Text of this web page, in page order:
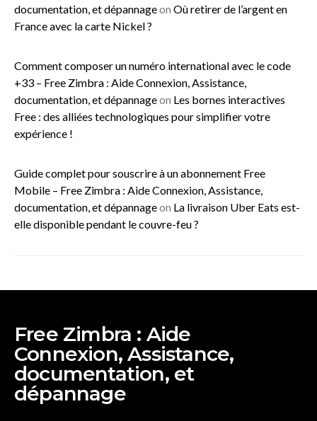
documentation, et dépannageon Où retirer de l’argent en
France avec la carte Nickel ?
Comment composer un numéro international avec le code
+33 – Free Zimbra : Aide Connexion, Assistance,
documentation, et dépannageon Les bornes interactives
Free : des alliées technologiques pour simplifier votre
expérience !
Guide complet pour souscrire à un abonnement Free
Mobile – Free Zimbra : Aide Connexion, Assistance,
documentation, et dépannageon La livraison Uber Eats est-
elle disponible pendant le couvre-feu ?
Free Zimbra : Aide
Connexion, Assistance,
documentation, et
dépannage